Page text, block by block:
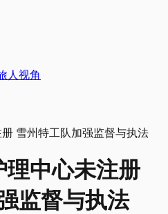
人视角
理中心未注册
监督与执法